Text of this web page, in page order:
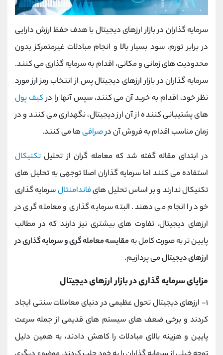
سرمایه گذاران در بازار ارزهای دیجیتال با هدف حفظ ارزش دارایی
در برابر تورم، سود بسیار بالا و انجام مبادلات غیرمتمرکز بدون
محدودیت های زمانی و مکانی، اقدام به سرمایه گذاری می کنند.
سرمایه گذاران در بازار ارزهای دیجیتال پس از انتخاب رمز ارز مورد
نظر خود، اقدام به خرید آن می کنند، سپس آنها را درکیف پول
های پشتیبانی کننده از آن ارز دیجیتال، نگهداری می کنند و در
زمان مناسب اقدام به فروش آن درصرافیها می کنند.
در ابتدای مقاله گفته شد که معامله گران از تحلیل تکنیکال
استفاده می کنند اما سرمایه گذاران اصلا توجهی به تحلیل های
تکنیکال ندارند و بر اساس تحلیل هایفاندامنتالسرمایه گذاری
خود را انجام می دهند. البته سرمایه گذاری و معامله گری در
ارزهای دیجیتال، تفاوت های بیشتری نیز دارند که در مطالب
پایین تر به صورت کامل به مقایسه معامله گری و سرمایه گذاری در
ارزهای دیجیتالمی پردازیم.
مزایای سرمایه گذاری در بازار ارزهای دیجیتال
۱- ارزهای دیجیتال تحول عظیمی در دنیای معاملات سنتی ایجاد
کردند و برخی ضعف های سیستم های قدیمی از جمله سرعت
پایین و هزینه بالای مبادلات را کاهش دادند، به همین دلیل